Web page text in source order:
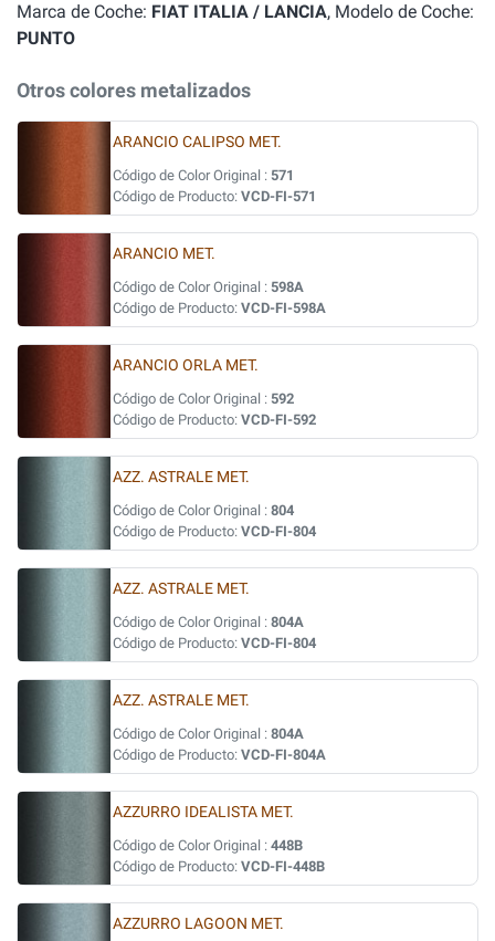
Marca de Coche: FIAT ITALIA / LANCIA, Modelo de Coche:
PUNTO
Otros colores metalizados
ARANCIO CALIPSO MET.
Código de Color Original : 571
Código de Producto: VCD-FI-571
ARANCIO MET.
Código de Color Original : 598A
Código de Producto: VCD-FI-598A
ARANCIO ORLA MET.
Código de Color Original : 592
Código de Producto: VCD-FI-592
AZZ. ASTRALE MET.
Código de Color Original : 804
Código de Producto: VCD-FI-804
AZZ. ASTRALE MET.
Código de Color Original : 804A
Código de Producto: VCD-FI-804
AZZ. ASTRALE MET.
Código de Color Original : 804A
Código de Producto: VCD-FI-804A
AZZURRO IDEALISTA MET.
Código de Color Original : 448B
Código de Producto: VCD-FI-448B
AZZURRO LAGOON MET.